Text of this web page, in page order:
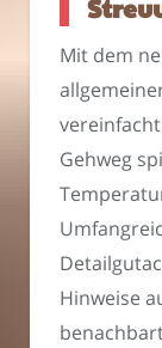
Mit dem
Gehweg
Hinweise